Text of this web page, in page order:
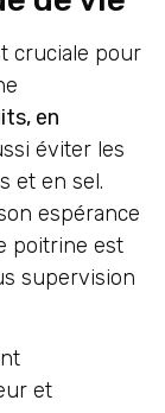
cruciale pour
en
éviter les
et en sel.
espérance
poitrine est
supervision
et